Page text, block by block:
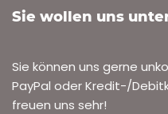
Sie wollen uns
Sie können uns gerne
PayPal oder Kredit-/
freuen uns sehr!